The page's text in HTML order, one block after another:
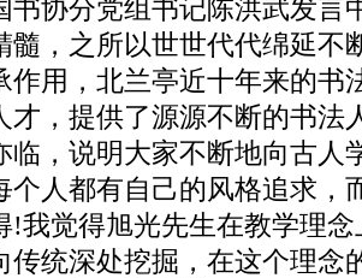
书协分党组书记陈洪武发言
髓，之所以世世代代绵延不
作用，北兰亭近十年来的书
才，提供了源源不断的书法
临，说明大家不断地向古人
个人都有自己的风格追求，
!我觉得旭光先生在教学理
传统深处挖掘，在这个理念